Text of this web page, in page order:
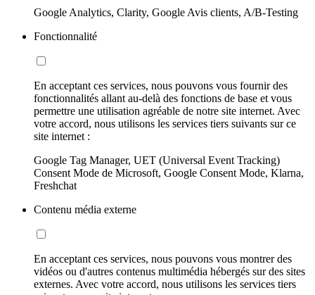
Google Analytics, Clarity, Google Avis clients, A/B-Testing
Fonctionnalité
En acceptant ces services, nous pouvons vous fournir des
fonctionnalités allant au-delà des fonctions de base et vous
permettre une utilisation agréable de notre site internet. Avec
votre accord, nous utilisons les services tiers suivants sur ce
site internet :
Google Tag Manager, UET (Universal Event Tracking)
Consent Mode de Microsoft, Google Consent Mode, Klarna,
Freshchat
Contenu média externe
En acceptant ces services, nous pouvons vous montrer des
vidéos ou d'autres contenus multimédia hébergés sur des sites
externes. Avec votre accord, nous utilisons les services tiers